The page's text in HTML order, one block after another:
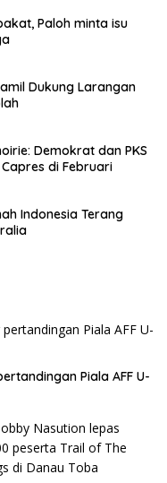
Paloh minta isu
Dukung Larangan
Demokrat dan PKS
di Februari
Indonesia Terang
Piala AFF U-